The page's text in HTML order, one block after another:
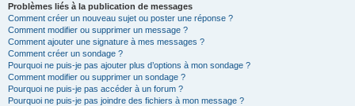
Problèmes liés à la publication de messages
Comment créer un nouveau sujet ou poster une réponse ?
Comment modifier ou supprimer un message ?
Comment ajouter une signature à mes messages ?
Comment créer un sondage ?
Pourquoi ne puis-je pas ajouter plus d’options à mon sondage ?
Comment modifier ou supprimer un sondage ?
Pourquoi ne puis-je pas accéder à un forum ?
Pourquoi ne puis-je pas joindre des fichiers à mon message ?